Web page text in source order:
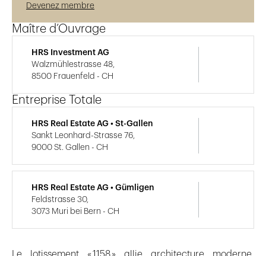
Devenez membre
Maître d’Ouvrage
HRS Investment AG
Walzmühlestrasse 48,
8500 Frauenfeld - CH
Entreprise Totale
HRS Real Estate AG • St-Gallen
Sankt Leonhard-Strasse 76,
9000 St. Gallen - CH
HRS Real Estate AG • Gümligen
Feldstrasse 30,
3073 Muri bei Bern - CH